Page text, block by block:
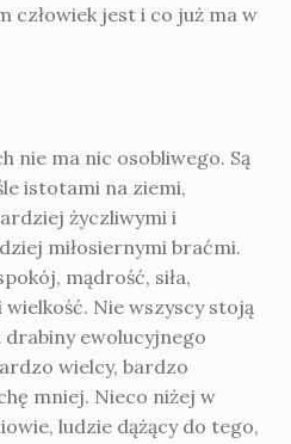
człowiek jest i co już ma w
nie ma nic osobliwego. Są
istotami na ziemi,
życzliwymi i
miłosiernymi braćmi.
mądrość, siła,
Nie wszyscy stoją
drabiny ewolucyjnego
wielcy, bardzo
mniej. Nieco niżej w
ludzie dążący do tego,